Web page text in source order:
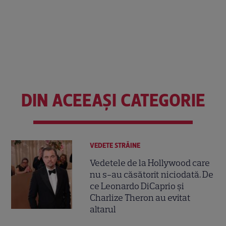
DIN ACEEAȘI CATEGORIE
VEDETE STRĂINE
Vedetele de la Hollywood care
nu s-au căsătorit niciodată. De
ce Leonardo DiCaprio și
Charlize Theron au evitat
altarul